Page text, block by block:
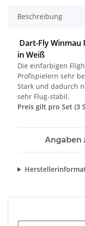
Beschreibung
Dart-Fly Winmau
in Weiß
Die einfarbigen
Profispielern sehr
Stark und dadurch
sehr Flug-stabil.
Preis gilt pro Set (3
Angaben